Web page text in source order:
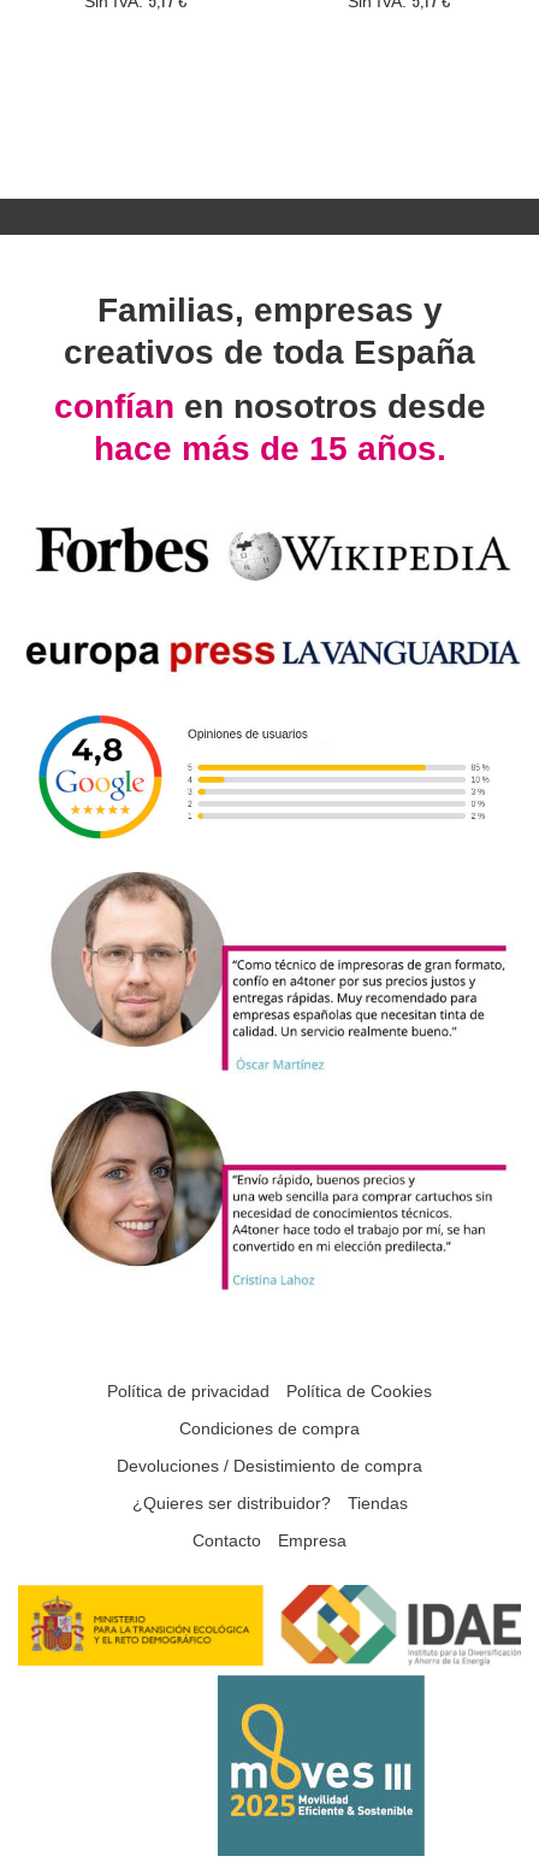
Familias, empresas y
creativos de toda España
confían en nosotros desde
hace más de 15 años.
Política de privacidad
Política de Cookies
Condiciones de compra
Devoluciones / Desistimiento de compra
¿Quieres ser distribuidor?
Tiendas
Contacto
Empresa